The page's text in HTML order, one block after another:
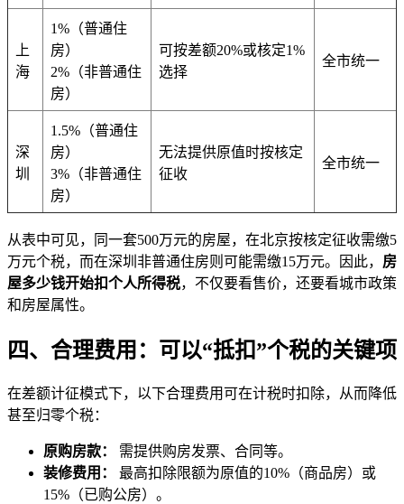
上
海
1%（普通住
房）
2%（非普通住
房）
可按差额20%或核定1%
选择
全市统一
深
圳
1.5%（普通住
房）
3%（非普通住
房）
无法提供原值时按核定
征收
全市统一
从表中可见，同一套500万元的房屋，在北京按核定征收需缴5
万元个税，而在深圳非普通住房则可能需缴15万元。因此， 房
屋多少钱开始扣个人所得税，不仅要看售价，还要看城市政策
和房屋属性。
四、合理费用：可以“抵扣”个税的关键项
在差额计征模式下，以下合理费用可在计税时扣除，从而降低
甚至归零个税：
原购房款：
需提供购房发票、合同等。
装修费用：
最高扣除限额为原值的10%（商品房）或
15%（已购公房）。